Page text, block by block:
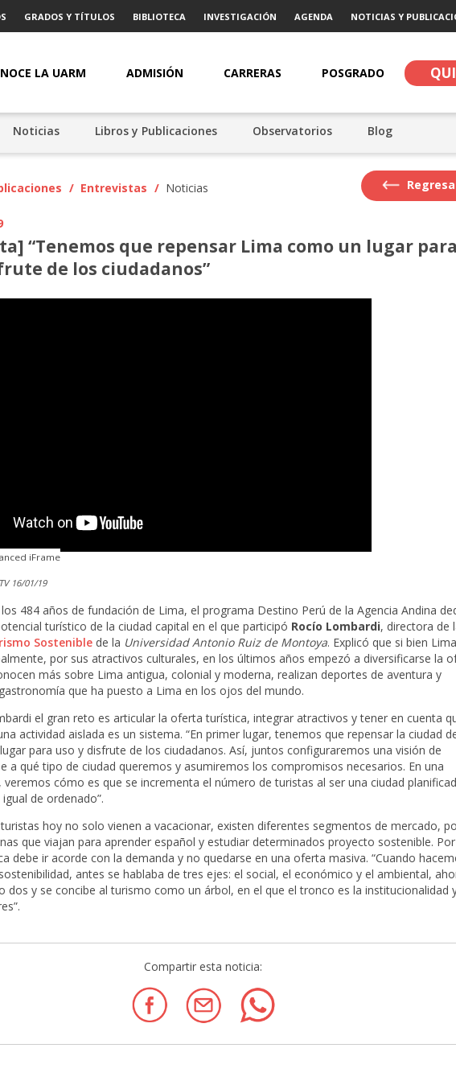
GRADOS Y TÍTULOS BIBLIOTECA INVESTIGACIÓN AGENDA NOTICIAS Y
LA UARM ADMISIÓN CARRERAS POSGRADO
Noticias Libros y Publicaciones Observatorios Blog
/ Entrevistas / Noticias
“Tenemos que repensar Lima como un lugar para
de los ciudadanos”
iFrame
16/01/19
484 años de fundación de Lima, el programa Destino Perú de la Agencia Andina
turístico de la ciudad capital en el que participó Rocío Lombardi, directora de
Sostenible de la Universidad Antonio Ruiz de Montoya. Explicó que si bien
por sus atractivos culturales, en los últimos años empezó a diversificarse la
más sobre Lima antigua, colonial y moderna, realizan deportes de aventura y
que ha puesto a Lima en los ojos del mundo.
el gran reto es articular la oferta turística, integrar atractivos y tener en cuenta
actividad aislada es un sistema. “En primer lugar, tenemos que repensar la ciudad
para uso y disfrute de los ciudadanos. Así, juntos configuraremos una visión de
a qué tipo de ciudad queremos y asumiremos los compromisos necesarios. En una
veremos cómo es que se incrementa el número de turistas al ser una ciudad
de ordenado”.
hoy no solo vienen a vacacionar, existen diferentes segmentos de mercado,
que viajan para aprender español y estudiar determinados proyecto sostenible.
debe ir acorde con la demanda y no quedarse en una oferta masiva. “Cuando
antes se hablaba de tres ejes: el social, el económico y el ambiental,
dos y se concibe al turismo como un árbol, en el que el tronco es la institucionalidad
Compartir esta noticia: